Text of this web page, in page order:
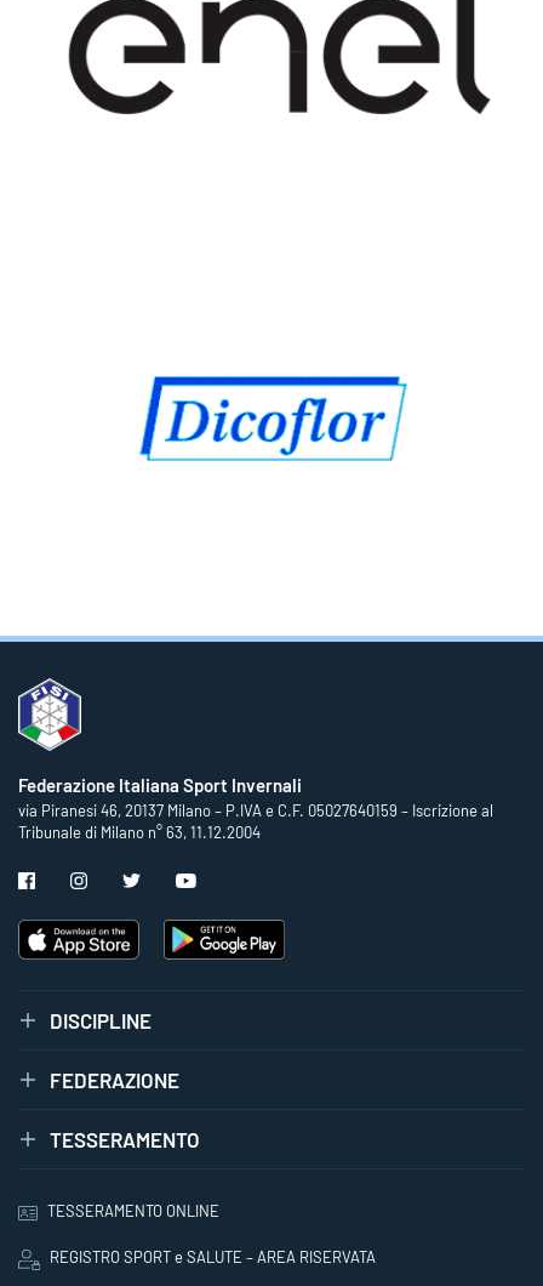
Federazione Italiana Sport Invernali
via Piranesi 46, 20137 Milano – P.IVA e C.F. 05027640159 – Iscrizione al
Tribunale di Milano n° 63, 11.12.2004
DISCIPLINE
FEDERAZIONE
TESSERAMENTO
TESSERAMENTO ONLINE
REGISTRO SPORT e SALUTE – AREA RISERVATA